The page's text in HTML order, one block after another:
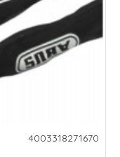
4003318271670